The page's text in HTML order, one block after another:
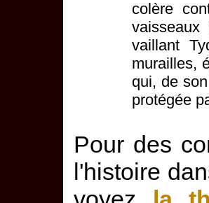
colère
vaillant
murailles,
qui, de
protégée
Pour des
l'histoire